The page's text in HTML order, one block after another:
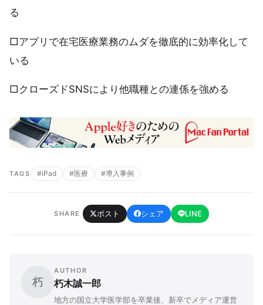
る
□アプリで在宅医療業務のムダを徹底的に効率化して
いる
□クローズドSNSにより他職種との連係を強める
TAGS #iPad #医療 #導入事例
SHARE ポスト シェア LINE
朽
AUTHOR
朽木誠一郎
地方の国立大学医学部を卒業後、新卒でメディア運営